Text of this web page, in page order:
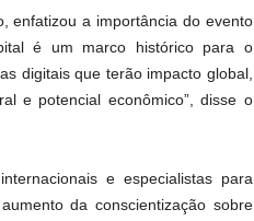
enfatizou a importância do evento
é um marco histórico para o
digitais que terão impacto global,
e potencial econômico”, disse o
e especialistas para
da conscientização sobre